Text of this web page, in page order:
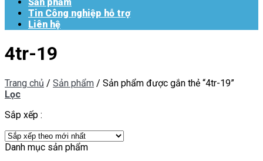
Tin Công nghiệp hỗ trợ
Liên hệ
4tr-19
Trang chủ / Sản phẩm / Sản phẩm được gắn thẻ “4tr-19”
Lọc
Sắp xếp :
Danh mục sản phẩm